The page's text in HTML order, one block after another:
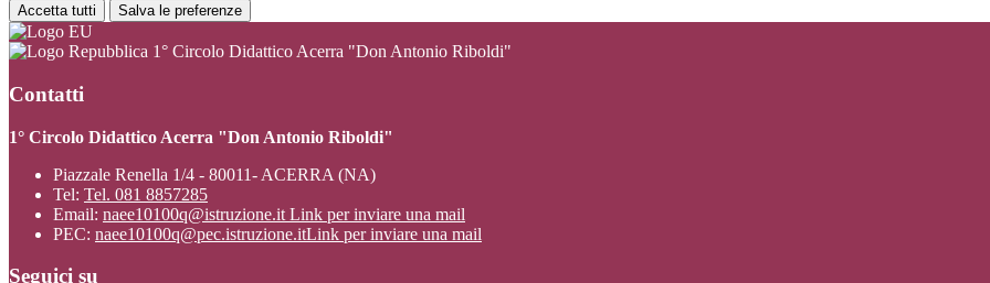
Accetta tutti Salva le preferenze
1° Circolo Didattico Acerra "Don Antonio Riboldi"
Contatti
1° Circolo Didattico Acerra "Don Antonio Riboldi"
Piazzale Renella 1/4 - 80011- ACERRA (NA)
Tel: Tel. 081 8857285
Email: naee10100q@istruzione.it Link per inviare una mail
PEC: naee10100q@pec.istruzione.itLink per inviare una mail
Seguici su